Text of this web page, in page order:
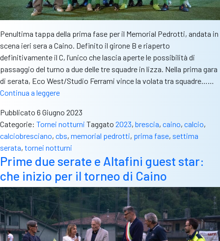
Penultima tappa della prima fase per il Memorial Pedrotti, andata in
scena ieri sera a Caino. Definito il girone B e riaperto
definitivamente il C, l’unico che lascia aperte le possibilità di
passaggio del turno a due delle tre squadre in lizza. Nella prima gara
di serata, Eco West/Studio Ferrami vince la volata tra squadre……
Continua a leggereTorneo
Caino,
day
7:
rimane
aperto
solo
il
C
Pubblicato 6 Giugno 2023
Categorie: Tornei notturni Taggato 2023, brescia, caino, calcio,
calciobresciano, cbs, memorial pedrotti, prima fase, settima
serata, tornei notturni
Prime due serate e Altafini guest star:
che inizio per il torneo di Caino